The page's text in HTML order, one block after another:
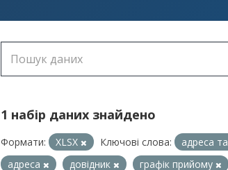
1 набір даних знайдено
Формати: XLSX Ключові слова:
адреса
адреса
довідник
графік прийому